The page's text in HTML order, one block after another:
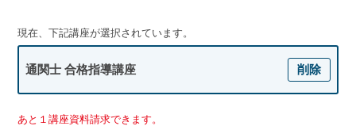
現在、下記講座が選択されています。
通関士 合格指導講座 削除
あと１講座資料請求できます。